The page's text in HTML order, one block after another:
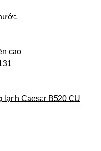
cao
lạnh Caesar B520 CU